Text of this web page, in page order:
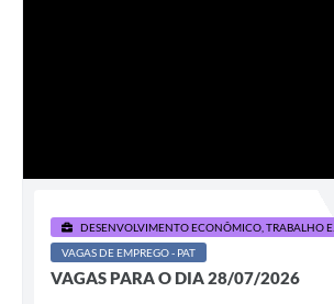
DESENVOLVIMENTO ECONÔMICO, TRABALHO E...
VAGAS DE EMPREGO - PAT
VAGAS PARA O DIA 28/07/2026